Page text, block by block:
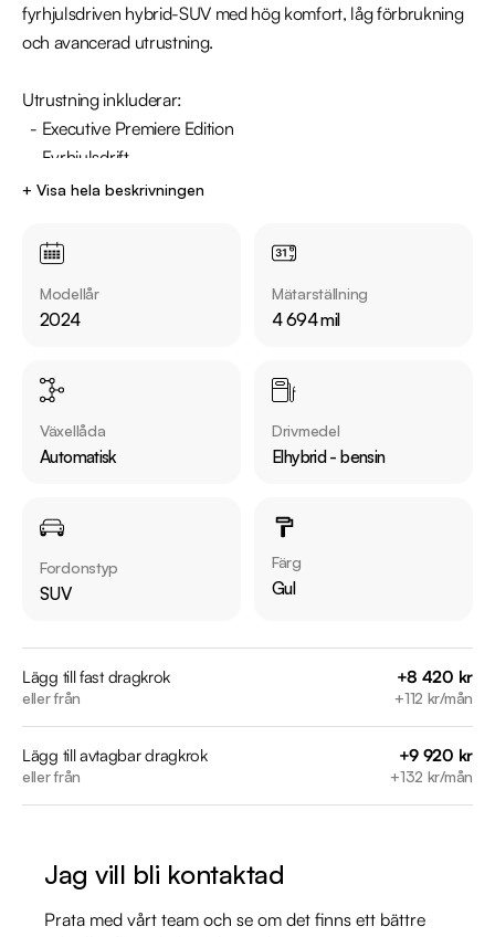
fyrhjulsdriven hybrid-SUV med hög komfort, låg förbrukning
och avancerad utrustning.
Utrustning inkluderar:
  - Panoramaglastak
Jämför denna bil med någon av våra andra Toyota C-HR i
lager. Se våra bilar på https://www.riddermarkbil.se/kopa-
Övrig information om bilen:
Besiktigad till och med 2027-02-28
Möjlighet till 12-60 månaders garanti
Servicehistorik:
2024-12-20 - 1636 mil
2026-02-24 - 4450 mil
för att:
• Reservera bilen direkt online
+ Visa hela beskrivningen
Modellår
2024
Mätarställning
4 694 mil
Växellåda
Automatisk
Drivmedel
Elhybrid - bensin
Fordonstyp
SUV
Färg
Gul
Lägg till fast dragkrok
eller från
+8 420 kr
+112 kr/mån
Lägg till avtagbar dragkrok
eller från
+9 920 kr
+132 kr/mån
Jag vill bli kontaktad
Prata med vårt team och se om det finns ett bättre